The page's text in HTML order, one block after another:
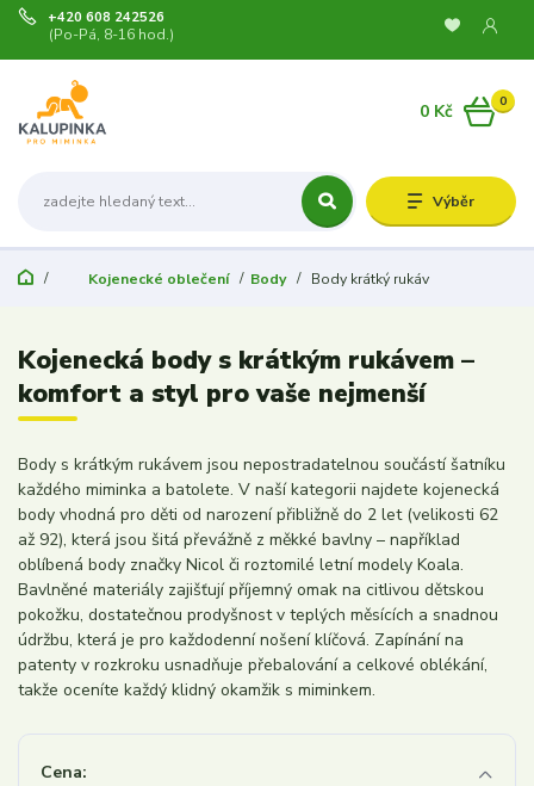
Výběr
+420 608 242526
(Po-Pá, 8-16 hod.)
0
0 Kč
Kojenecké oblečení Body Body krátký rukáv
Kojenecká body s krátkým rukávem –
komfort a styl pro vaše nejmenší
Body s krátkým rukávem jsou nepostradatelnou součástí šatníku
každého miminka a batolete. V naší kategorii najdete kojenecká
body vhodná pro děti od narození přibližně do 2 let (velikosti 62
až 92), která jsou šitá převážně z měkké bavlny – například
oblíbená body značky Nicol či roztomilé letní modely Koala.
Bavlněné materiály zajišťují příjemný omak na citlivou dětskou
pokožku, dostatečnou prodyšnost v teplých měsících a snadnou
údržbu, která je pro každodenní nošení klíčová. Zapínání na
patenty v rozkroku usnadňuje přebalování a celkové oblékání,
takže oceníte každý klidný okamžik s miminkem.
Cena: